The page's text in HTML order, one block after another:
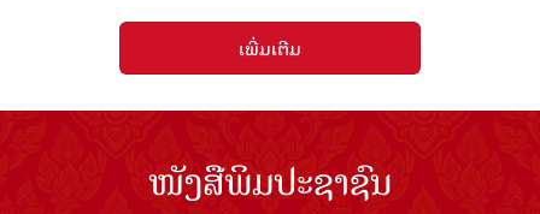
ເພີ່ມເຕີມ
ໜັງສືພິມປະຊາຊົນ